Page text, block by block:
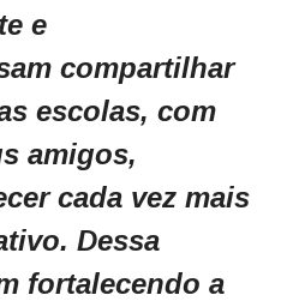
e
compartilhar
escolas, com
amigos,
cada vez mais
Dessa
fortalecendo a